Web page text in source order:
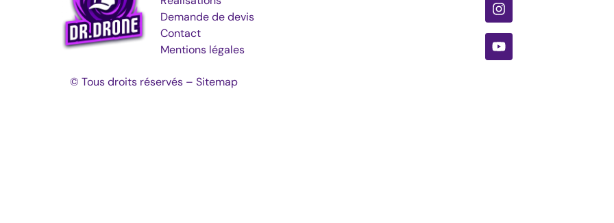
Demande de devis
Contact
Mentions légales
© Tous droits réservés – Sitemap